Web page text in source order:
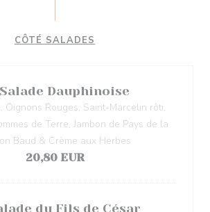
CÔTÉ SALADES
Dauphinoise
Oignons Rouges, Saint-Marcelin rôti,
de Terre, Jambon de Pays de la
Baud & Crème aux Herbes
20,80 EUR
du Fils de César